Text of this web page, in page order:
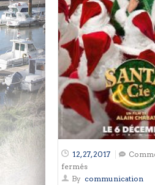
12, 27, 2017
ferméssur
Rappel
By communication